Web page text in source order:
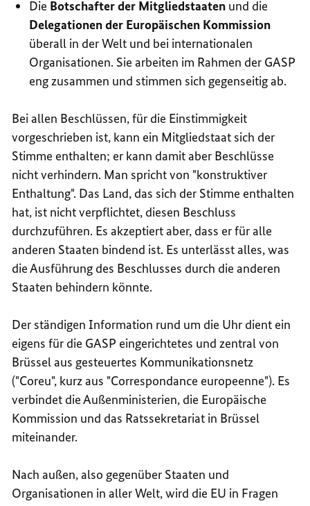
Die Botschafter der Mitgliedstaaten und die
Delegationen der Europäischen Kommission
überall in der Welt und bei internationalen
Organisationen. Sie arbeiten im Rahmen der GASP
eng zusammen und stimmen sich gegenseitig ab.
Bei allen Beschlüssen, für die Einstimmigkeit
vorgeschrieben ist, kann ein Mitgliedstaat sich der
Stimme enthalten; er kann damit aber Beschlüsse
nicht verhindern. Man spricht von "konstruktiver
Enthaltung". Das Land, das sich der Stimme enthalten
hat, ist nicht verpflichtet, diesen Beschluss
durchzuführen. Es akzeptiert aber, dass er für alle
anderen Staaten bindend ist. Es unterlässt alles, was
die Ausführung des Beschlusses durch die anderen
Staaten behindern könnte.
Der ständigen Information rund um die Uhr dient ein
eigens für die GASP eingerichtetes und zentral von
Brüssel aus gesteuertes Kommunikationsnetz
("Coreu", kurz aus "Correspondance europeenne"). Es
verbindet die Außenministerien, die Europäische
Kommission und das Ratssekretariat in Brüssel
miteinander.
Nach außen, also gegenüber Staaten und
Organisationen in aller Welt, wird die EU in Fragen